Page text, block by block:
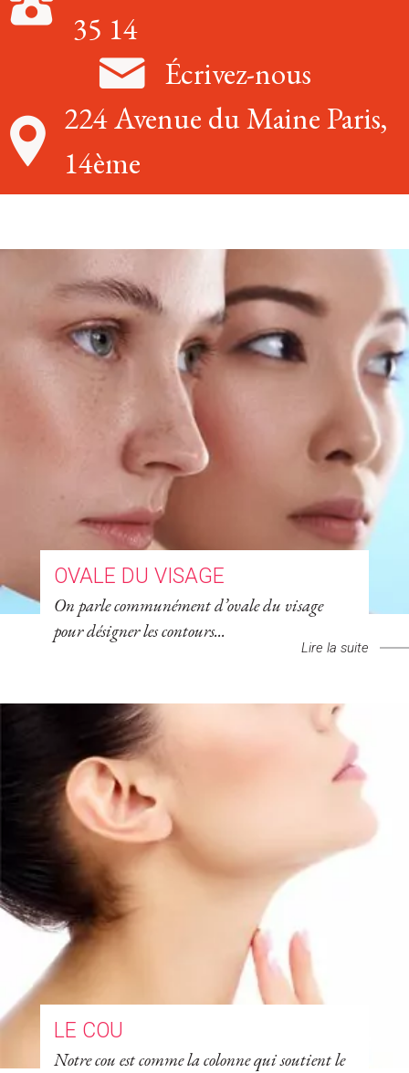
35 14
Écrivez-nous
224 Avenue du Maine Paris,
14ème
OVALE DU VISAGE
On parle communément d’ovale du visage
pour désigner les contours...
Lire la suite
LE COU
Notre cou est comme la colonne qui soutient le